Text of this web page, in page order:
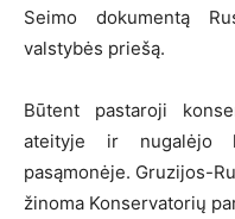
Seimo dokumentą
valstybės priešą.
Būtent pastaroji
ateityje ir nugalėjo
pasąmonėje. Gruzijos-
žinoma Konservatorių